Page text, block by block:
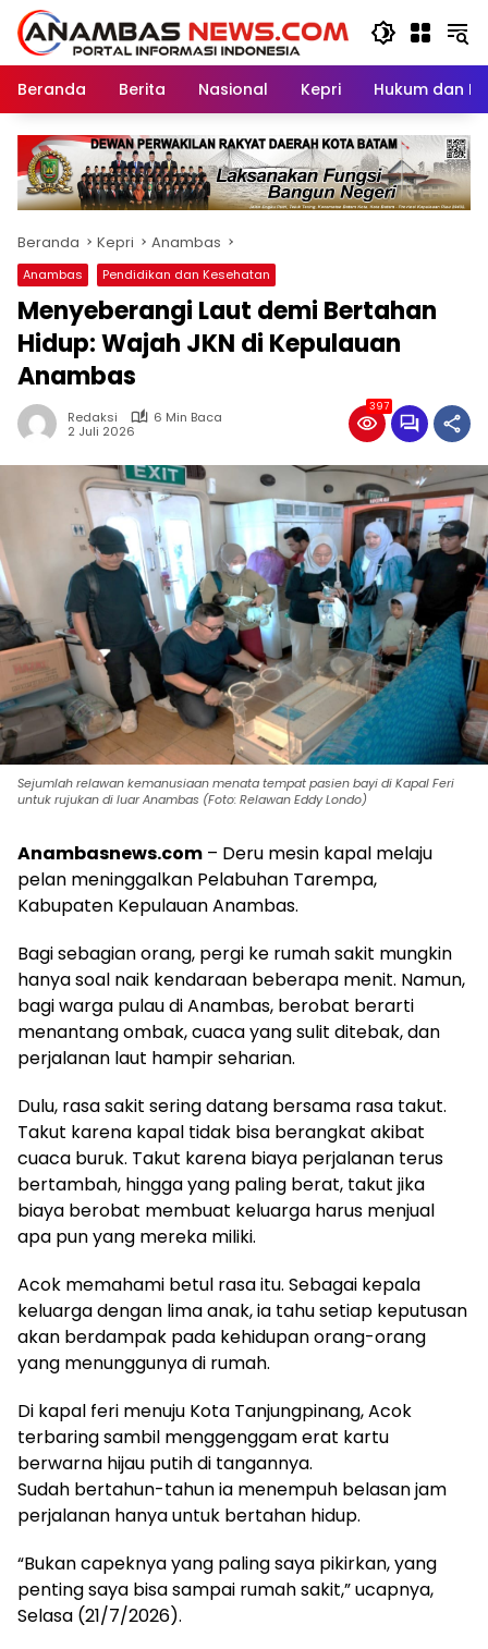
Langsung
konten
Beranda
Berita Nasional Kepri Hukum dan
Beranda Kepri Anambas
Anambas Pendidikan dan Kesehatan
Menyeberangi Laut demi Bertahan
Hidup: Wajah JKN di Kepulauan
Anambas
Redaksi
6 Min Baca
2 Juli 2026
397
Sejumlah relawan kemanusiaan menata tempat pasien bayi di Kapal Feri
untuk rujukan di luar Anambas (Foto: Relawan Eddy Londo)
Anambasnews.com – Deru mesin kapal melaju
pelan meninggalkan Pelabuhan Tarempa,
Kabupaten Kepulauan Anambas.
Bagi sebagian orang, pergi ke rumah sakit mungkin
hanya soal naik kendaraan beberapa menit. Namun,
bagi warga pulau di Anambas, berobat berarti
menantang ombak, cuaca yang sulit ditebak, dan
perjalanan laut hampir seharian.
Dulu, rasa sakit sering datang bersama rasa takut.
Takut karena kapal tidak bisa berangkat akibat
cuaca buruk. Takut karena biaya perjalanan terus
bertambah, hingga yang paling berat, takut jika
biaya berobat membuat keluarga harus menjual
apa pun yang mereka miliki.
Acok memahami betul rasa itu. Sebagai kepala
keluarga dengan lima anak, ia tahu setiap keputusan
akan berdampak pada kehidupan orang-orang
yang menunggunya di rumah.
Di kapal feri menuju Kota Tanjungpinang, Acok
terbaring sambil menggenggam erat kartu
berwarna hijau putih di tangannya.
Sudah bertahun-tahun ia menempuh belasan jam
perjalanan hanya untuk bertahan hidup.
“Bukan capeknya yang paling saya pikirkan, yang
penting saya bisa sampai rumah sakit,” ucapnya,
Selasa (21/7/2026).